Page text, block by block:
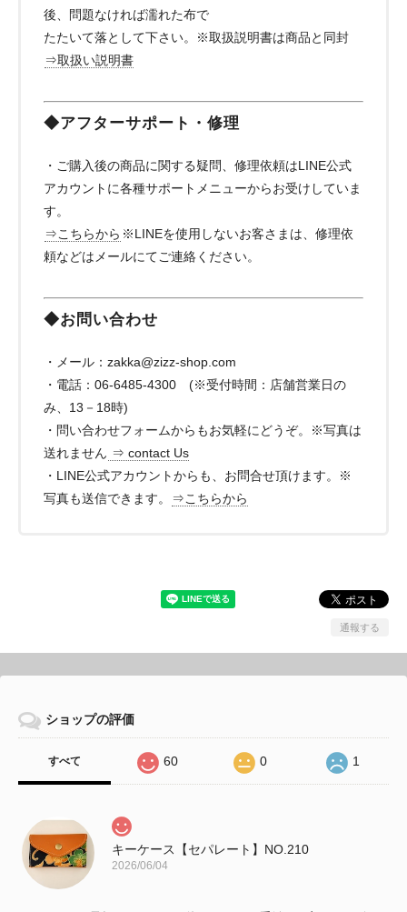
後、問題なければ濡れた布で
たたいて落として下さい。※取扱説明書は商品と同封
⇒取扱い説明書
◆アフターサポート・修理
・ご購入後の商品に関する疑問、修理依頼はLINE公式
アカウントに各種サポートメニューからお受けしていま
す。
⇒こちらから ※LINEを使用しないお客さまは、修理依
頼などはメールにてご連絡ください。
◆お問い合わせ
・メール： zakka@zizz-shop.com
・電話：06-6485-4300 (※受付時間：店舗営業日の
み、13－18時)
・問い合わせフォームからもお気軽にどうぞ。※写真は
送れません ⇒ contact Us
・LINE公式アカウントからも、お問合せ頂けます。※
写真も送信できます。
⇒こちらから
通報する
ショップの評価
すべて 60 0 1
キーケース【セパレート】NO.210
2026/06/04